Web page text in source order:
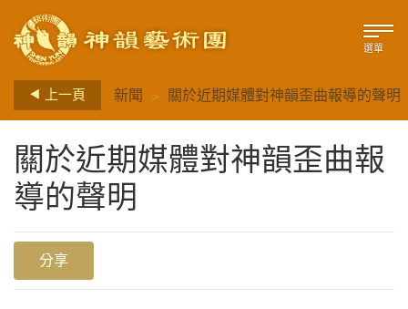
選單
上一頁 新聞 > 關於近期媒體對神韻歪曲報導的聲明
關於近期媒體對神韻歪曲報
導的聲明
分享